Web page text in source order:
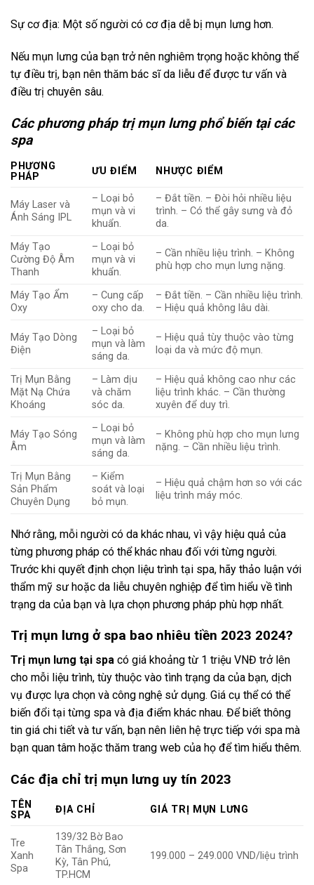
Sự cơ địa: Một số người có cơ địa dễ bị mụn lưng hơn.
Nếu mụn lưng của bạn trở nên nghiêm trọng hoặc không thể
tự điều trị, bạn nên thăm bác sĩ da liễu để được tư vấn và
điều trị chuyên sâu.
Các phương pháp trị mụn lưng phổ biến tại các
spa
PHƯƠNG
PHÁP
ƯU ĐIỂM NHƯỢC ĐIỂM
Máy Laser và
Ánh Sáng IPL
– Loại bỏ
mụn và vi
khuẩn.
– Đắt tiền. – Đòi hỏi nhiều liệu
trình. – Có thể gây sưng và đỏ
da.
Máy Tạo
Cường Độ Âm
Thanh
– Loại bỏ
mụn và vi
khuẩn.
– Cần nhiều liệu trình. – Không
phù hợp cho mụn lưng nặng.
Máy Tạo Ẩm
Oxy
– Cung cấp
oxy cho da.
– Đắt tiền. – Cần nhiều liệu trình.
– Hiệu quả không lâu dài.
Máy Tạo Dòng
Điện
– Loại bỏ
mụn và làm
sáng da.
– Hiệu quả tùy thuộc vào từng
loại da và mức độ mụn.
Trị Mụn Bằng
Mặt Nạ Chứa
Khoáng
– Làm dịu
và chăm
sóc da.
– Hiệu quả không cao như các
liệu trình khác. – Cần thường
xuyên để duy trì.
Máy Tạo Sóng
Âm
– Loại bỏ
mụn và làm
sáng da.
– Không phù hợp cho mụn lưng
nặng. – Cần nhiều liệu trình.
Trị Mụn Bằng
Sản Phẩm
Chuyên Dụng
– Kiểm
soát và loại
bỏ mụn.
– Hiệu quả chậm hơn so với các
liệu trình máy móc.
Nhớ rằng, mỗi người có da khác nhau, vì vậy hiệu quả của
từng phương pháp có thể khác nhau đối với từng người.
Trước khi quyết định chọn liệu trình tại spa, hãy thảo luận với
thẩm mỹ sư hoặc da liễu chuyên nghiệp để tìm hiểu về tình
trạng da của bạn và lựa chọn phương pháp phù hợp nhất.
Trị mụn lưng ở spa bao nhiêu tiền 2023 2024?
Trị mụn lưng tại spa có giá khoảng từ 1 triệu VNĐ trở lên
cho mỗi liệu trình, tùy thuộc vào tình trạng da của bạn, dịch
vụ được lựa chọn và công nghệ sử dụng. Giá cụ thể có thể
biến đổi tại từng spa và địa điểm khác nhau. Để biết thông
tin giá chi tiết và tư vấn, bạn nên liên hệ trực tiếp với spa mà
bạn quan tâm hoặc thăm trang web của họ để tìm hiểu thêm.
Các địa chỉ trị mụn lưng uy tín 2023
TÊN
SPA
ĐỊA CHỈ GIÁ TRỊ MỤN LƯNG
Tre
Xanh
Spa
139/32 Bờ Bao
Tân Thắng, Sơn
Kỳ, Tân Phú,
TP.HCM
199.000 – 249.000 VND/liệu trình